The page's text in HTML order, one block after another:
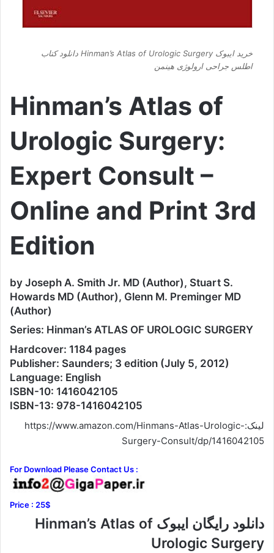
خرید ایبوک Hinman’s Atlas of Urologic Surgery دانلود کتاب
اطلس جراحی ارولوژی هینمن
Hinman’s Atlas of
Urologic Surgery:
Expert Consult –
Online and Print 3rd
Edition
by Joseph A. Smith Jr. MD (Author), Stuart S.
Howards MD (Author), Glenn M. Preminger MD
(Author)
Series: Hinman’s ATLAS OF UROLOGIC SURGERY
Hardcover: 1184 pages
Publisher: Saunders; 3 edition (July 5, 2012)
Language: English
ISBN-10: 1416042105
ISBN-13: 978-1416042105
لینک:https://www.amazon.com/Hinmans-Atlas-Urologic-
Surgery-Consult/dp/1416042105
For Download Please Contact Us :
Price : 25$
دانلود رایگان ایبوک Hinman’s Atlas of
Urologic Surgery